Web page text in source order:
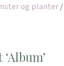
og planter/